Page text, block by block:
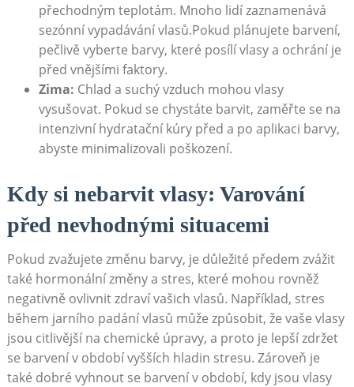
přechodným ⁤teplotám. Mnoho lidí⁢ zaznamenává‍
sezónní vypadávání vlasů.Pokud⁣ plánujete barvení,
pečlivě vyberte barvy, které⁤ posílí ⁢vlasy a​ ochrání je
před vnějšími faktory.
Zima: ⁢Chlad a⁤ suchý vzduch mohou vlasy
vysušovat. Pokud‌ se‍ chystáte barvit, zaměřte se na ​
intenzivní ​hydratační kúry před⁣ a po aplikaci barvy, ​
abyste minimalizovali poškození.
Kdy si nebarvit​ vlasy: Varování
před nevhodnými situacemi
Pokud zvažujete⁢ změnu barvy, ⁤je⁤ důležité předem zvážit
také hormonální změny ⁤a stres,⁣ které‍ mohou rovněž
negativně ovlivnit zdraví vašich vlasů. Například, stres
během jarního padání ​vlasů může způsobit, že vaše vlasy
jsou citlivější na chemické úpravy, a proto‍ je lepší zdržet
se barvení v období‌ vyšších ⁤hladin stresu. Zároveň je
také dobré vyhnout⁣ se barvení v období, kdy jsou vlasy